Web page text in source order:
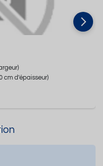
cm d'épaisseur)